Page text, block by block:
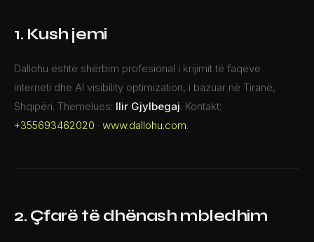
1. Kush jemi
Dallohu është shërbim profesional i krijimit të faqeve
interneti dhe AI visibility optimization, i bazuar në Tiranë,
Shqipëri. Themelues: Ilir Gjylbegaj. Kontakt:
+355693462020 · www.dallohu.com.
2. Çfarë të dhënash mbledhim